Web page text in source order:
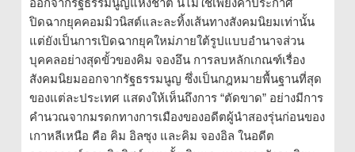
ออกจากรัฐธรรมนูญแห่งชาติ นี่ไม่ใช่เพียงคำประกาศ
ปิดฉากยุคคอมมิวนิสต์และละทิ้งเส้นทางสังคมนิยมเท่านั้น
แต่ยังเป็นการเปิดฉากยุคใหม่ภายใต้รูปแบบอำนาจส่วน
บุคคลอย่างสุดขั้วของคิม จองอึน การลบหลักเกณฑ์เรื่อง
สังคมนิยมออกจากรัฐธรรมนูญ ซึ่งเป็นกฎหมายพื้นฐานที่สุด
ของแต่ละประเทศ แสดงให้เห็นถึงการ “ตัดขาด” อย่างมีการ
คำนวณจากมรดกทางการเมืองของอดีตผู้นำสองรุ่นก่อนของ
เกาหลีเหนือ คือ คิม อิลซุง และคิม จองอิล ในอดีต